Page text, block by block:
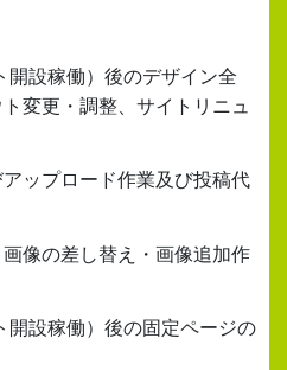
開設稼働）後のデザイン全
変更・調整、サイトリニュ
ップロード作業及び投稿代
像の差し替え・画像追加作
開設稼働）後の固定ページの